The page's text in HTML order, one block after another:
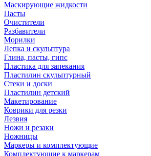
Маскирующие жидкости
Пасты
Очистители
Разбавители
Морилки
Лепка и скульптура
Глина, пасты, гипс
Пластика для запекания
Пластилин скульптурный
Стеки и доски
Пластилин детский
Макетирование
Коврики для резки
Лезвия
Ножи и резаки
Ножницы
Маркеры и комплектующие
Комплектующие к маркерам